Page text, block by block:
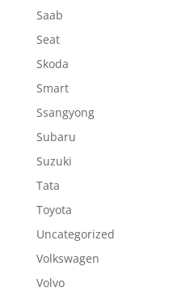
Saab
Seat
Skoda
Smart
Ssangyong
Subaru
Suzuki
Tata
Toyota
Uncategorized
Volkswagen
Volvo